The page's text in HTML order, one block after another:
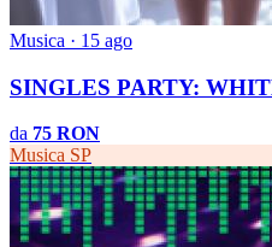
Musica · 15 ago
SINGLES PARTY:
da 75 RON
Musica SP